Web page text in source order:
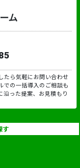
ム
たら気軽にお問い合わせ
での一括導入のご相談も
った提案、お見積もり
す